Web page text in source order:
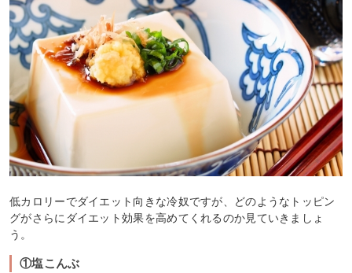
低カロリーでダイエット向きな冷奴ですが、どのようなトッピン
グがさらにダイエット効果を高めてくれるのか見ていきましょ
う。
①塩こんぶ